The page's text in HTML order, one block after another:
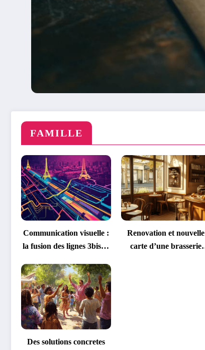
FAMILLE
Communication visuelle :
la fusion des lignes 3bis et
signaletique du metro
parisien
Renovation et nouvelle
carte d’une brasserie
Des solutions concretes